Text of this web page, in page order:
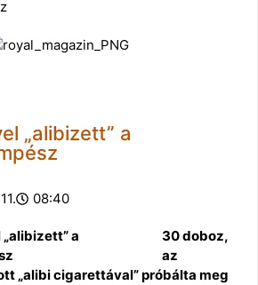
„alibizett” a
08:40
30 doboz,
az
„alibi cigarettával” próbálta meg